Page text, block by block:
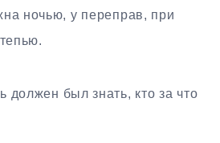
ночью, у переправ, при
должен был знать, кто за что